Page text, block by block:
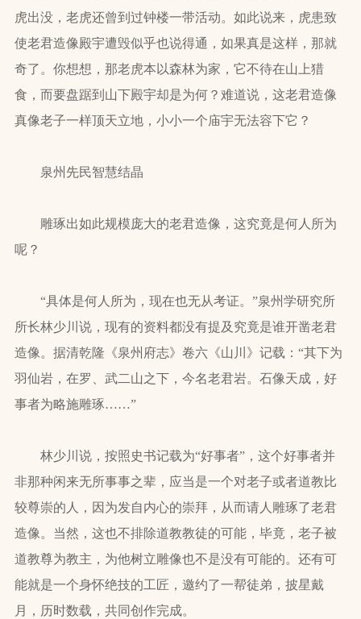
虎出没，老虎还曾到过钟楼一带活动。如此说来，虎患致
使老君造像殿宇遭毁似乎也说得通，如果真是这样，那就
奇了。你想想，那老虎本以森林为家，它不待在山上猎
食，而要盘踞到山下殿宇却是为何？难道说，这老君造像
真像老子一样顶天立地，小小一个庙宇无法容下它？
泉州先民智慧结晶
雕琢出如此规模庞大的老君造像，这究竟是何人所为
呢？
“具体是何人所为，现在也无从考证。”泉州学研究所
所长林少川说，现有的资料都没有提及究竟是谁开凿老君
造像。据清乾隆《泉州府志》卷六《山川》记载：“其下为
羽仙岩，在罗、武二山之下，今名老君岩。石像天成，好
事者为略施雕琢……”
林少川说，按照史书记载为“好事者”，这个好事者并
非那种闲来无所事事之辈，应当是一个对老子或者道教比
较尊崇的人，因为发自内心的崇拜，从而请人雕琢了老君
造像。当然，这也不排除道教教徒的可能，毕竟，老子被
道教尊为教主，为他树立雕像也不是没有可能的。还有可
能就是一个身怀绝技的工匠，邀约了一帮徒弟，披星戴
月，历时数载，共同创作完成。